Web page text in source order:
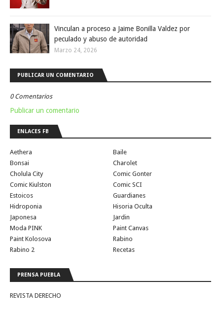
Vinculan a proceso a Jaime Bonilla Valdez por
peculado y abuso de autoridad
Marzo 24, 2026
PUBLICAR UN COMENTARIO
0 Comentarios
Publicar un comentario
ENLACES FB
Aethera
Baile
Bonsai
Charolet
Cholula City
Comic Gonter
Comic Kiulston
Comic SCI
Estoicos
Guardianes
Hidroponia
Hisoria Oculta
Japonesa
Jardin
Moda PINK
Paint Canvas
Paint Kolosova
Rabino
Rabino 2
Recetas
PRENSA PUEBLA
REVISTA DERECHO